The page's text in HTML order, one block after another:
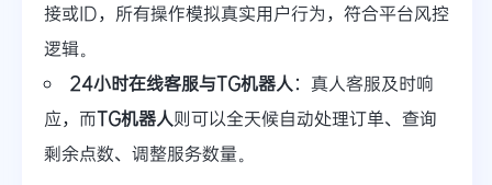
接或ID，所有操作模拟真实用户行为，符合平台风控
逻辑。
24小时在线客服与TG机器人 ：真人客服及时响
应，而TG机器人则可以全天候自动处理订单、查询
剩余点数、调整服务数量。